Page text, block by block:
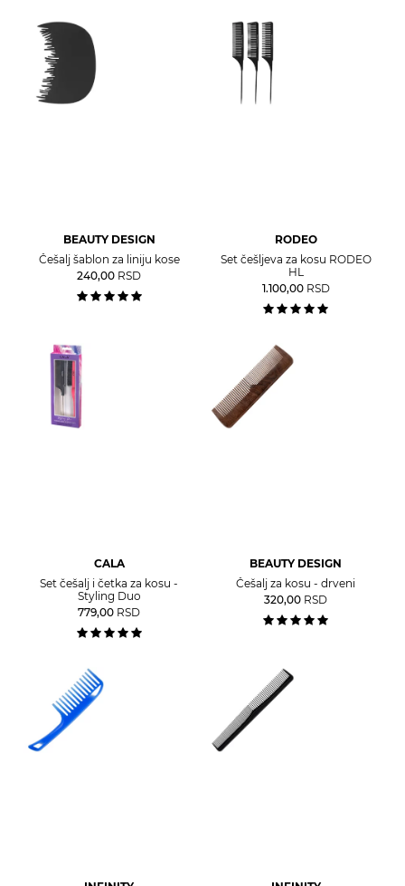
BEAUTY DESIGN
Češalj šablon za liniju kose
240,00 RSD
RODEO
Set češljeva za kosu RODEO
HL
1.100,00 RSD
CALA
Set češalj i četka za kosu -
Styling Duo
779,00 RSD
BEAUTY DESIGN
Češalj za kosu - drveni
320,00 RSD